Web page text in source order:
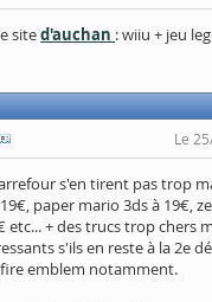
sited'auchan : wiiu + jeu
Le
s'en tirent pas trop
paper mario 3ds à 19€,
etc... + des trucs trop chers
s'ils en reste à la 2e
emblem notamment.